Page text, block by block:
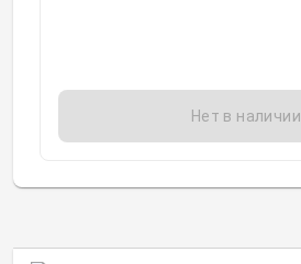
Нет в наличии